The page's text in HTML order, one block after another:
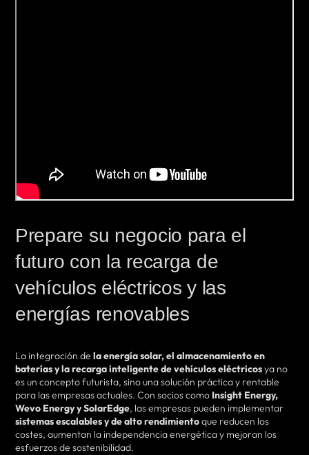
Prepare su negocio para el
futuro con la recarga de
vehículos eléctricos y las
energías renovables
La integración de la energía solar, el almacenamiento en
baterías y la recarga inteligente de vehículos eléctricosya no
es un concepto futurista, sino una solución práctica y rentable
para las empresas actuales. Con socios como Insight Energy,
Wevo Energy y SolarEdge, las empresas pueden implementar
sistemas escalables y de alto rendimientoque reducen los
costes, aumentan la independencia energética y mejoran los
esfuerzos de sostenibilidad.